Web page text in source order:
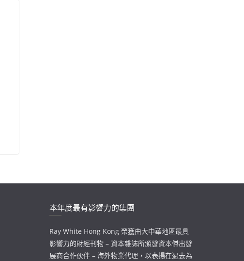
本年度最有影響力的集團
Ray White Hong Kong 榮獲由大中華地區最具
影響力的財經刊物 – 資本雜誌所頒發資本傑出發
展商合作伙伴 – 海外物業代理，以表揚在過去為